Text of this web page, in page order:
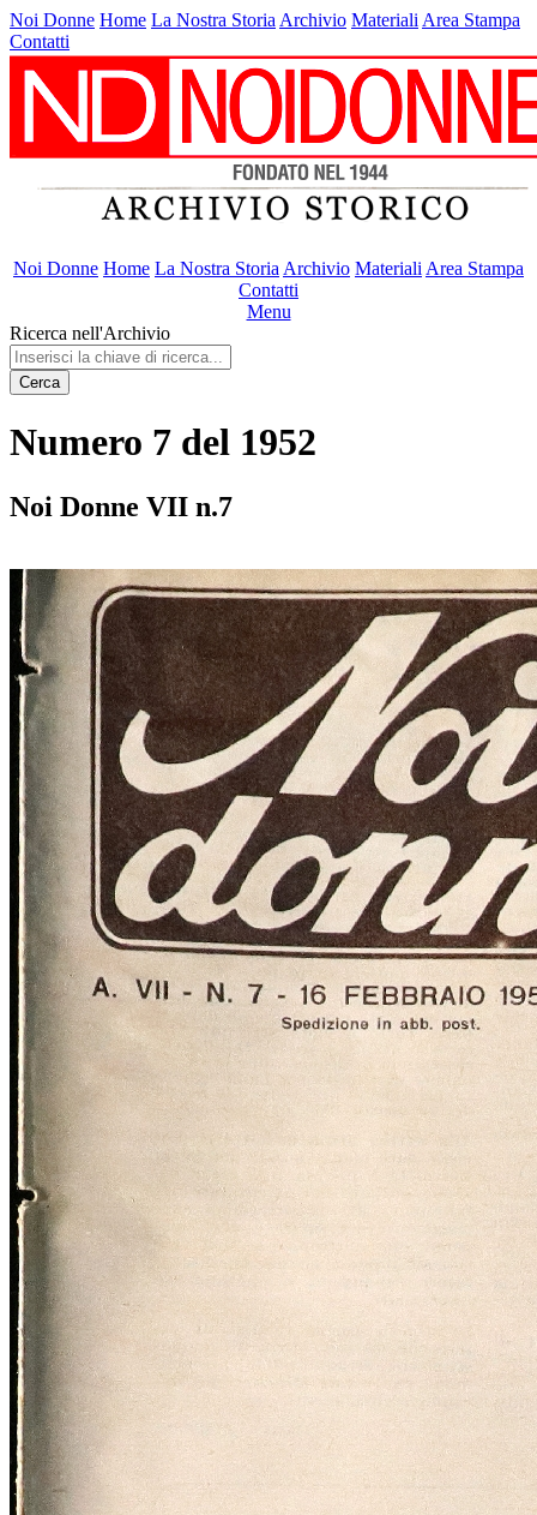
Noi Donne Home La Nostra Storia Archivio Materiali Area Stampa
Contatti
Noi Donne Home La Nostra Storia Archivio Materiali Area Stampa
Contatti
Menu
Ricerca nell'Archivio
Cerca
Numero 7 del 1952
Noi Donne VII n.7